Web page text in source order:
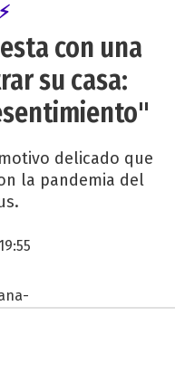
con una
su casa:
delicado que
la pandemia del